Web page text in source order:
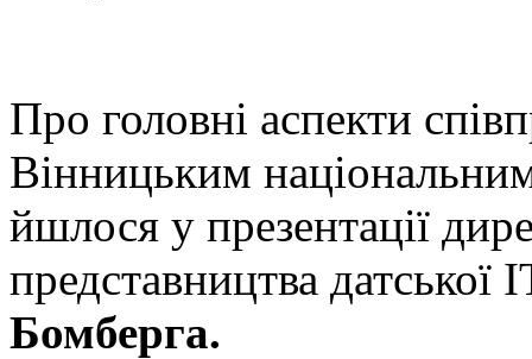
Про головні аспекти
Вінницьким
йшлося у презентації
представництва датської
Бомберга.